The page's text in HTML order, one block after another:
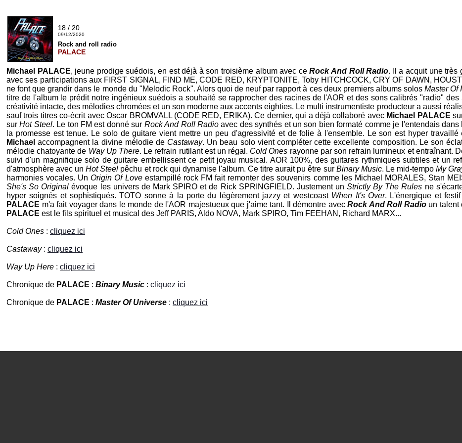
18 / 20
09/12/2020
Rock and roll radio
PALACE
Michael PALACE, jeune prodige suédois, en est déjà à son troisième album avec ceRock And Roll Radio. Il a acquit une très
avec ses participations aux FIRST SIGNAL, FIND ME,CODE RED, KRYPTONITE,Toby HITCHCOCK,CRY OF DAWN ,
ne font que grandir dans le monde du "Melodic Rock". Alors quoi de neuf par rapport à ces deux premiers albums solos Master Of
titre de l'album le prédit notre ingénieux suédois a souhaité se rapprocher des racines de l'AOR et des sons calibrés "radio"
créativité intacte, des mélodies chromées et un son moderne aux accents eighties. Le multi instrumentiste producteur a aussi
sauf trois titres co-écrit avecOscar BROMVALL(CODE RED, ERIKA). Ce dernier, qui a déjà collaboré avec Michael PALACE
surHot Steel. Le ton FM est donné sur Rock And Roll Radioavec des synthés et un son bien formaté comme je l'entendais
la promesse est tenue. Le solo de guitare vient mettre un peu d'agressivité et de folie à l'ensemble. Le son est hyper
Michael accompagnent la divine mélodie de Castaway. Un beau solo vient compléter cette excellente composition. Le son
mélodie chatoyante de Way Up There. Le refrain rutilant est un régal. Cold Ones rayonne par son refrain lumineux et entraînant.
suivi d'un magnifique solo de guitare embellissent ce petit joyau musical. AOR 100%, des guitares rythmiques subtiles et un
d'atmosphère avec unHot Steel pêchu et rock qui dynamise l'album. Ce titre aurait pu être sur Binary Music. Le mid-tempo My
harmonies vocales. UnOrigin Of Loveestampillé rock FM fait remonter des souvenirs comme les Michael MORALES, Stan
She's So Original évoque les univers de Mark SPIRO et de Rick SPRINGFIELD. Justement unStrictly By The Rules ne
hyper soignés et sophistiqués.TOTO sonne à la porte du légèrement jazzy et westcoast When It's Over. L'énergique et
PALACE m'a fait voyager dans le monde de l'AOR majestueux que j'aime tant. Il démontre avecRock And Roll Radioun talent
PALACE est le fils spirituel et musical des Jeff PARIS, Aldo NOVA, Mark SPIRO, Tim FEEHAN , Richard MARX...
Cold Ones : cliquez ici
Castaway: cliquez ici
Way Up Here : cliquez ici
Chronique de PALACE : Binary Music : cliquez ici
Chronique de PALACE : Master Of Universe : cliquez ici